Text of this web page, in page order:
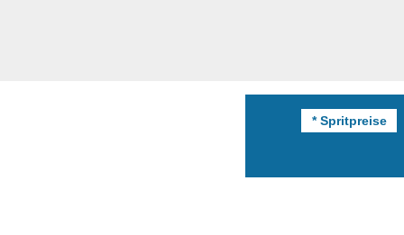
* Spritpreise